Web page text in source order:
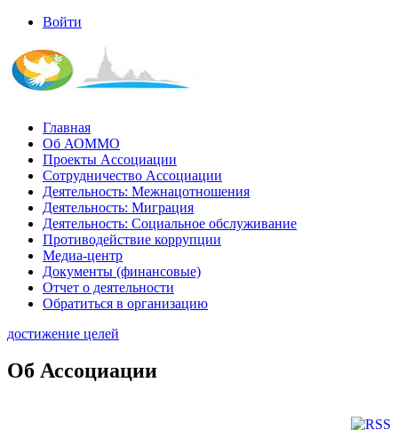
Войти
Главная
Об АОММО
Проекты Ассоциации
Сотрудничество Ассоциации
Деятельность: Межнацотношения
Деятельность: Миграция
Деятельность: Социальное обслуживание
Противодействие коррупции
Медиа-центр
Документы (финансовые)
Отчет о деятельности
Обратиться в организацию
достижение целей
Об Ассоциации